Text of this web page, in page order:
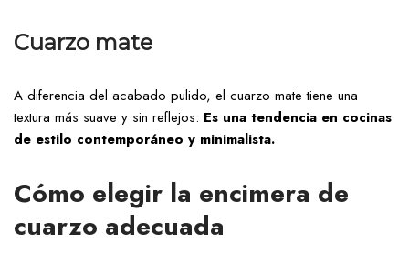
Cuarzo mate
A diferencia del acabado pulido, el cuarzo mate tiene una
textura más suave y sin reflejos. Es una tendencia en cocinas
de estilo contemporáneo y minimalista.
Cómo elegir la encimera de
cuarzo adecuada